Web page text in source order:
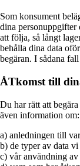
Som konsument
dina
att följa, så långt
behålla dina data
begäran. I sådana
ÅTkomst till
Du har rätt att
även information om:
a) anledningen till
b) de typer av data vi
c) vår användning